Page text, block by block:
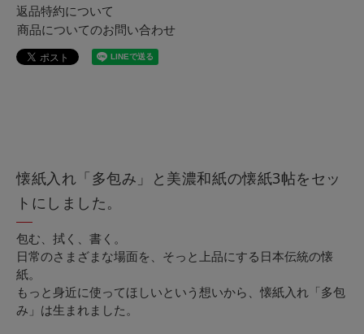
返品特約について
商品についてのお問い合わせ
懐紙入れ「多包み」と美濃和紙の懐紙3帖をセッ
トにしました。
包む、拭く、書く。
日常のさまざまな場面を、そっと上品にする日本伝統の懐
紙。
もっと身近に使ってほしいという想いから、懐紙入れ「多包
み」は生まれました。